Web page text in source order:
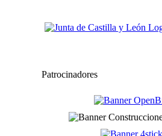
Patrocinadores